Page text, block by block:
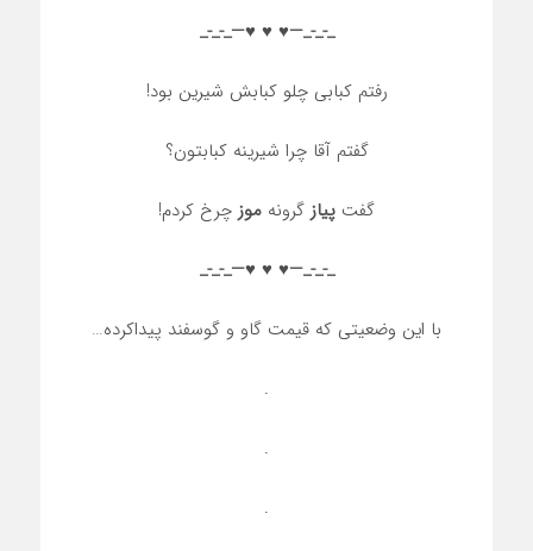
_-_-_—♥️ ♥️ ♥️—_-_-_
رفتم کبابی چلو کبابش شیرین بود!
گفتم آقا چرا شیرینه کبابتون؟
گفت پیاز گرونه موز چرخ کردم!
_-_-_—♥️ ♥️ ♥️—_-_-_
با این وضعیتی که قیمت گاو و گوسفند پیداکرده…
.
.
.